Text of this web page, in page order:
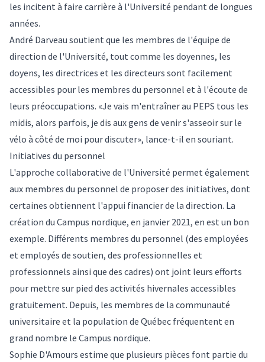
les incitent à faire carrière à l'Université pendant de longues
années.
André Darveau soutient que les membres de l'équipe de
direction de l'Université, tout comme les doyennes, les
doyens, les directrices et les directeurs sont facilement
accessibles pour les membres du personnel et à l'écoute de
leurs préoccupations. «Je vais m'entraîner au PEPS tous les
midis, alors parfois, je dis aux gens de venir s'asseoir sur le
vélo à côté de moi pour discuter», lance-t-il en souriant.
Initiatives du personnel
L'approche collaborative de l'Université permet également
aux membres du personnel de proposer des initiatives, dont
certaines obtiennent l'appui financier de la direction. La
création du Campus nordique, en janvier 2021, en est un bon
exemple. Différents membres du personnel (des employées
et employés de soutien, des professionnelles et
professionnels ainsi que des cadres) ont joint leurs efforts
pour mettre sur pied des activités hivernales accessibles
gratuitement. Depuis, les membres de la communauté
universitaire et la population de Québec fréquentent en
grand nombre le Campus nordique.
Sophie D'Amours estime que plusieurs pièces font partie du